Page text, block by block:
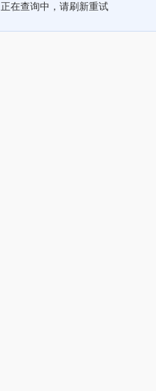
正在查询中，请刷新重试